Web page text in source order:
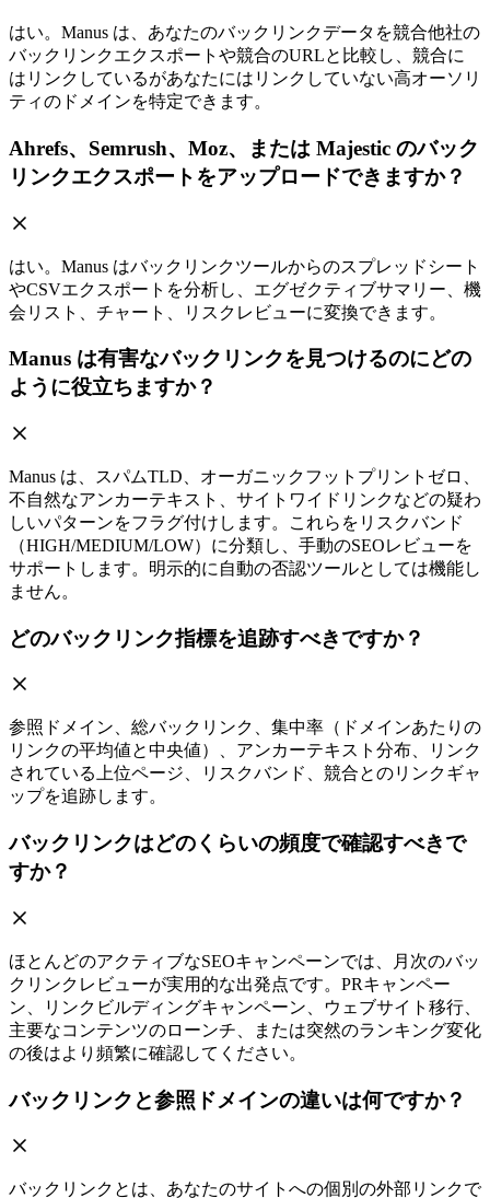
はい。Manus は、あなたのバックリンクデータを競合他社の
バックリンクエクスポートや競合のURLと比較し、競合に
はリンクしているがあなたにはリンクしていない高オーソリ
ティのドメインを特定できます。
Ahrefs、Semrush、Moz、または Majestic のバック
リンクエクスポートをアップロードできますか？
はい。Manus はバックリンクツールからのスプレッドシート
やCSVエクスポートを分析し、エグゼクティブサマリー、機
会リスト、チャート、リスクレビューに変換できます。
Manus は有害なバックリンクを見つけるのにどの
ように役立ちますか？
Manus は、スパムTLD、オーガニックフットプリントゼロ、
不自然なアンカーテキスト、サイトワイドリンクなどの疑わ
しいパターンをフラグ付けします。これらをリスクバンド
（HIGH/MEDIUM/LOW）に分類し、手動のSEOレビューを
サポートします。明示的に自動の否認ツールとしては機能し
ません。
どのバックリンク指標を追跡すべきですか？
参照ドメイン、総バックリンク、集中率（ドメインあたりの
リンクの平均値と中央値）、アンカーテキスト分布、リンク
されている上位ページ、リスクバンド、競合とのリンクギャ
ップを追跡します。
バックリンクはどのくらいの頻度で確認すべきで
すか？
ほとんどのアクティブなSEOキャンペーンでは、月次のバッ
クリンクレビューが実用的な出発点です。PRキャンペー
ン、リンクビルディングキャンペーン、ウェブサイト移行、
主要なコンテンツのローンチ、または突然のランキング変化
の後はより頻繁に確認してください。
バックリンクと参照ドメインの違いは何ですか？
バックリンクとは、あなたのサイトへの個別の外部リンクで